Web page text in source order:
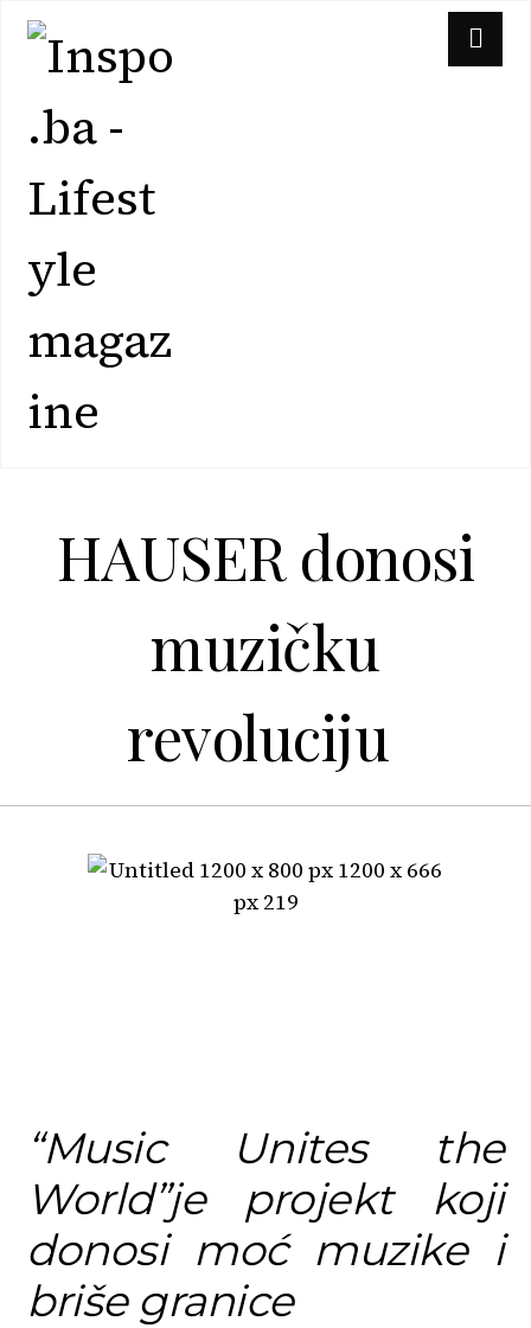
HAUSER donosi
muzičku
revoluciju
“Music Unites the
World”je projekt koji
donosi moć muzike i
briše granice